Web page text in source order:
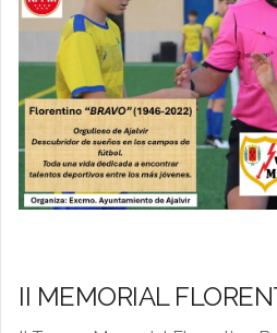
II MEMORIAL